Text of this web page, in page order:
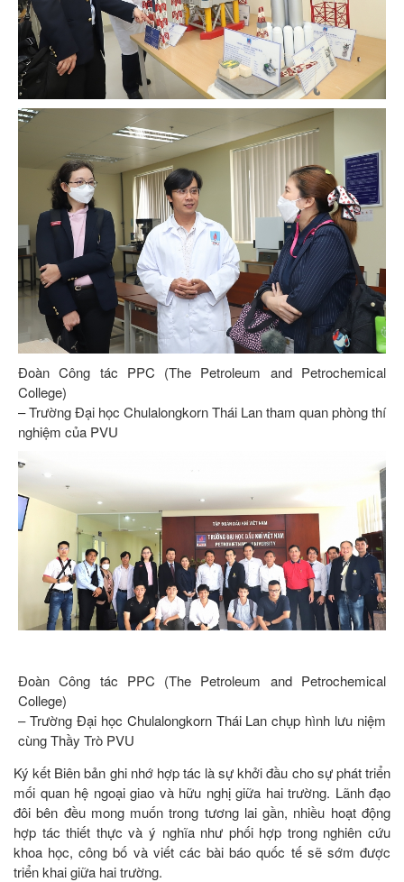
Đoàn Công tác PPC (The Petroleum and Petrochemical
College)
– Trường Đại học Chulalongkorn Thái Lan tham quan phòng thí
nghiệm của PVU
Đoàn Công tác PPC (The Petroleum and Petrochemical
College)
– Trường Đại học Chulalongkorn Thái Lan chụp hình lưu niệm
cùng Thầy Trò PVU
Ký kết Biên bản ghi nhớ hợp tác là sự khởi đầu cho sự phát triển
mối quan hệ ngoại giao và hữu nghị giữa hai trường. Lãnh đạo
đôi bên đều mong muốn trong tương lai gần, nhiều hoạt động
hợp tác thiết thực và ý nghĩa như phối hợp trong nghiên cứu
khoa học, công bố và viết các bài báo quốc tế sẽ sớm được
triển khai giữa hai trường.